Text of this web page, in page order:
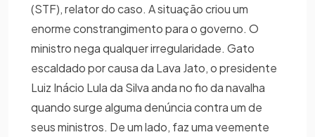
(STF), relator do caso. A situação criou um
enorme constrangimento para o governo. O
ministro nega qualquer irregularidade. Gato
escaldado por causa da Lava Jato, o presidente
Luiz Inácio Lula da Silva anda no fio da navalha
quando surge alguma denúncia contra um de
seus ministros. De um lado, faz uma veemente